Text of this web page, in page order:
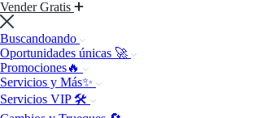
Vender Gratis
Buscandoando
Oportunidades únicas 🚀
Promociones🔥
Servicios y Más✨
Servicios VIP 🛠️